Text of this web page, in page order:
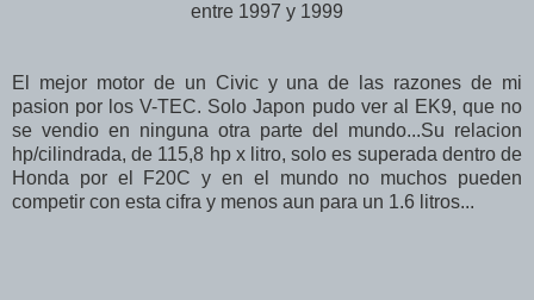
entre 1997 y 1999
El mejor motor de un Civic y una de las razones de mi
pasion por los V-TEC. Solo Japon pudo ver al EK9, que no
se vendio en ninguna otra parte del mundo...Su relacion
hp/cilindrada, de 115,8 hp x litro, solo es superada dentro de
Honda por el F20C y en el mundo no muchos pueden
competir con esta cifra y menos aun para un 1.6 litros...